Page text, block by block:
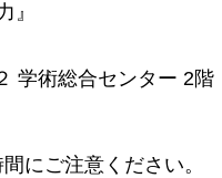
』
学術総合センター 2階
にご注意ください。